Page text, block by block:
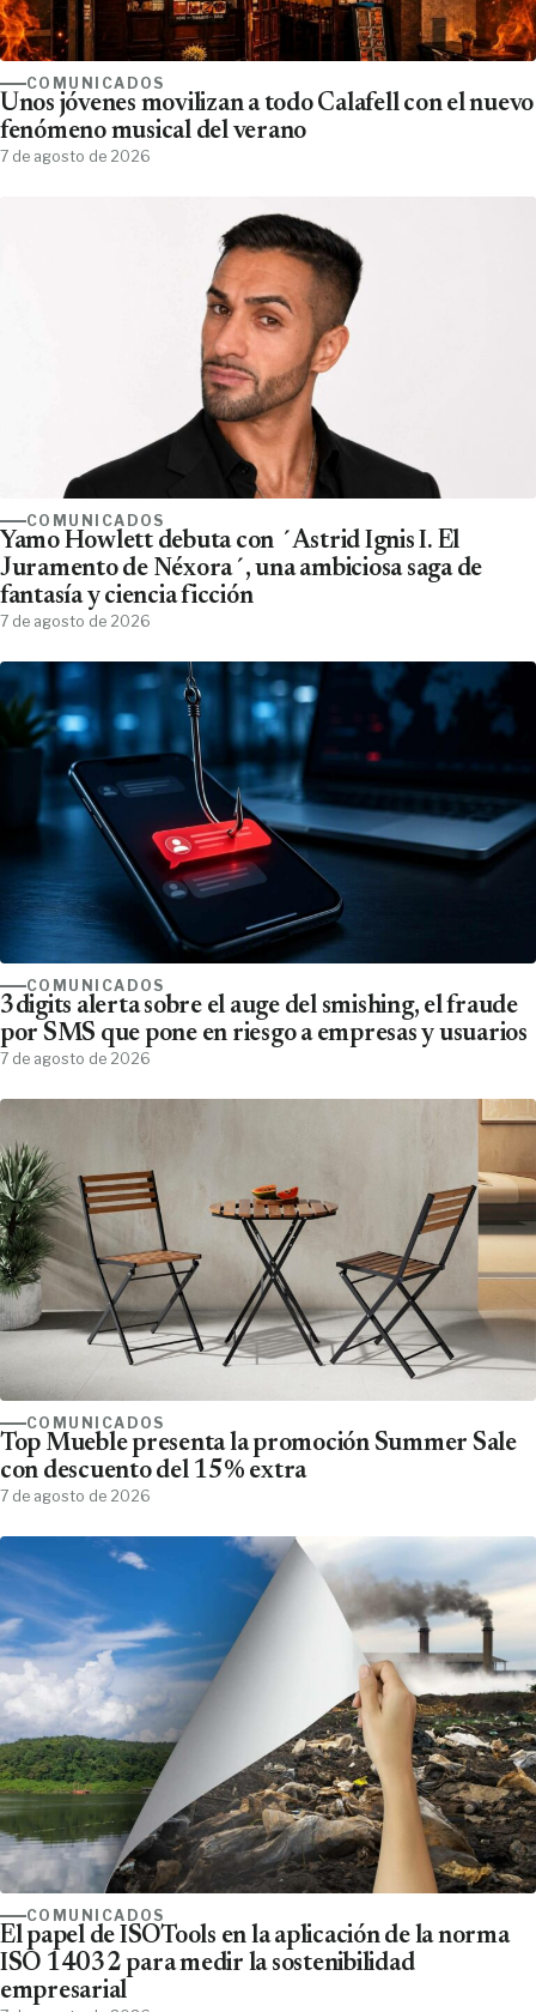
COMUNICADOS
Unos jóvenes movilizan a todo Calafell con el nuevo
fenómeno musical del verano
7 de agosto de 2026
COMUNICADOS
Yamo Howlett debuta con ´Astrid Ignis I. El
Juramento de Néxora´, una ambiciosa saga de
fantasía y ciencia ficción
7 de agosto de 2026
COMUNICADOS
3digits alerta sobre el auge del smishing, el fraude
por SMS que pone en riesgo a empresas y usuarios
7 de agosto de 2026
COMUNICADOS
Top Mueble presenta la promoción Summer Sale
con descuento del 15% extra
7 de agosto de 2026
COMUNICADOS
El papel de ISOTools en la aplicación de la norma
ISO 14032 para medir la sostenibilidad
empresarial